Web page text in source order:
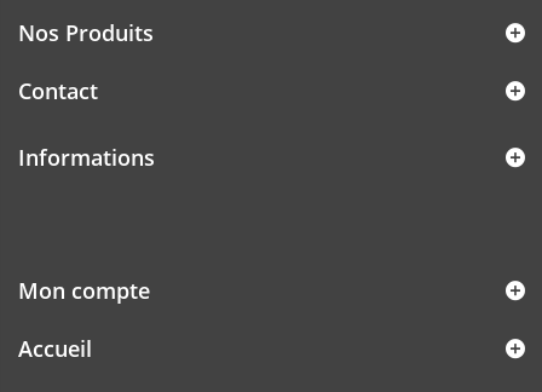
Nos Produits
Contact
Informations
Mon compte
Accueil